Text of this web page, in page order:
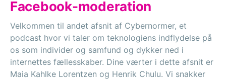
Facebook-moderation
Velkommen til andet afsnit af Cybernormer, et
podcast hvor vi taler om teknologiens indflydelse på
os som individer og samfund og dykker ned i
internettes fællesskaber. Dine værter i dette afsnit er
Maia Kahlke Lorentzen og Henrik Chulu. Vi snakker